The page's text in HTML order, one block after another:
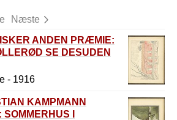
Næste
ANDEN PRÆMIE:
SE DESUDEN
- 1916
KAMPMANN
I